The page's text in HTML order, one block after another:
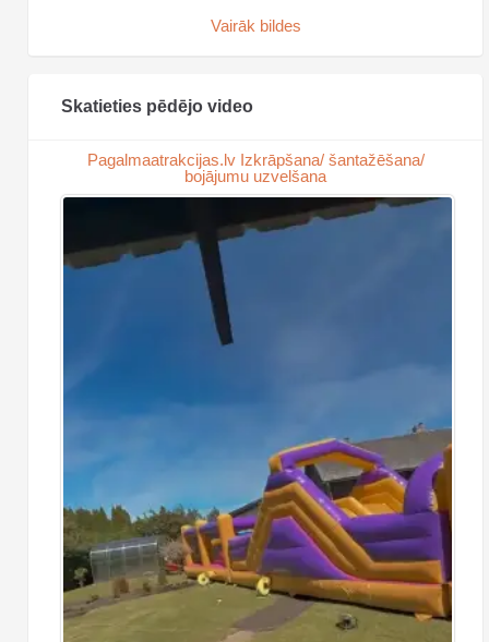
Vairāk bildes
Skatieties pēdējo video
Pagalmaatrakcijas.lv Izkrāpšana/ šantažēšana/
bojājumu uzvelšana